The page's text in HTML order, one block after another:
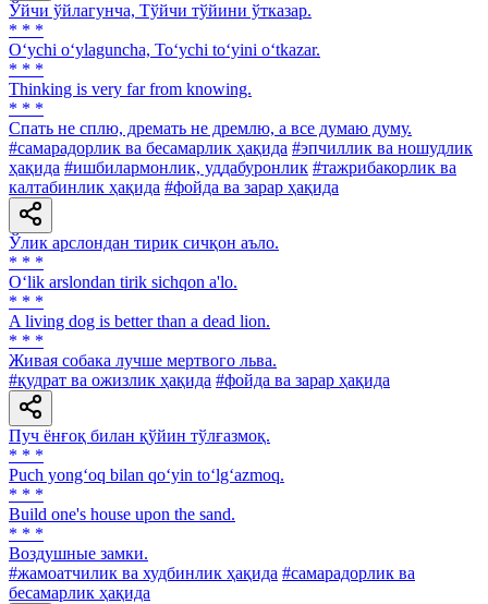
Ўйчи ўйлагунча, Тўйчи тўйини ўтказар.
* * *
O‘ychi o‘ylaguncha, To‘ychi to‘yini o‘tkazar.
* * *
Thinking is very far from knowing.
* * *
Спать не сплю, дремать не дремлю, а все думаю думу.
#самарадорлик ва бесамарлик ҳақида #эпчиллик ва ношудлик
ҳақида #ишбилармонлик, уддабуронлик #тажрибакорлик ва
калтабинлик ҳақида #фойда ва зарар ҳақида
Ўлик арслондан тирик сичқон аъло.
* * *
O‘lik arslondan tirik sichqon a'lo.
* * *
A living dog is better than a dead lion.
* * *
Живая собака лучше мертвого льва.
#қудрат ва ожизлик ҳақида #фойда ва зарар ҳақида
Пуч ёнғоқ билан қўйин тўлғазмоқ.
* * *
Puch yong‘oq bilan qo‘yin to‘lg‘azmoq.
* * *
Build one's house upon the sand.
* * *
Воздушные замки.
#жамоатчилик ва худбинлик ҳақида #самарадорлик ва
бесамарлик ҳақида